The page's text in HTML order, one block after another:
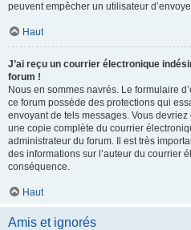
peuvent empêcher un utilisateur
Haut
J’ai reçu un courrier électronique
forum !
Nous en sommes navrés. Le formulaire
ce forum possède des protections qui
envoyant de tels messages. Vous
une copie complète du courrier
administrateur du forum. Il est très
des informations sur l’auteur du courrier
conséquence.
Haut
Amis et ignorés